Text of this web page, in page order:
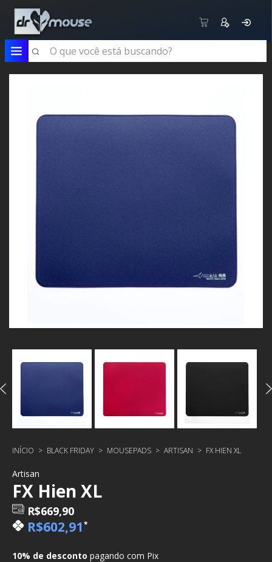
INÍCIO > BLACK FRIDAY > MOUSEPADS > ARTISAN > FX HIEN XL
Artisan
FX Hien XL
R$669,90
R$602,91*
10% de desconto pagando com Pix